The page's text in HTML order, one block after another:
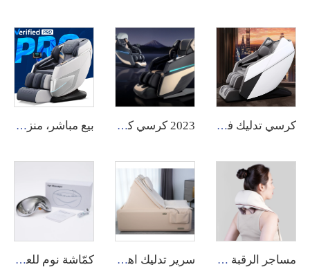
كرسي تدليك فاخر واسع مassage كهربائي بالكامل بحجم XL مع دعم للظهر من الجلد 4D بسعر منخفض للمنزل والاسترخاء 2023 كرسي كهربائي فاخر بتدليك 4D بتأثير انعدام الجاذبية، كرسي تدليك كامل الجسم GUOHENG بيع مباشر، منزلي، رخيص، كرسي تدليك كهربائي كامل الجسم بوضعية الجاذبية الصفرية 4D مع تدليك للأقدام مع الوخز بالإبر والتدليك
مساجر الرقبة والكتفين بدون سلك مع وظيفة التدفئة والتقبيل ثلاثي الأبعاد - وسادة تدليك شياتسو للظهر والأرجل سرير تدليك اهتزازي عالي الجودة لتدليك الجسم بالكامل مع تحكم كهربائي بشاشة تعمل باللمس لتوفير تخفيف للألم كمّاشة نوم للعين مع وظيفة التدليك، كمّاشة ذكية للعناية بالعين بخاصية التسخين والتبريد، من Healthpal، إنتاج OEM وODM، كمّاشة كهربائية ذكية للعين باهتزاز